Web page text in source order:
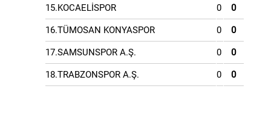
15.KOCAELİSPOR 0 0
16.TÜMOSAN KONYASPOR 0 0
17.SAMSUNSPOR A.Ş. 0 0
18.TRABZONSPOR A.Ş. 0 0